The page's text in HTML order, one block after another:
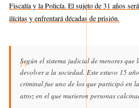
Fiscalía y la Policía. El sujeto de 31 años
ilícitas y enfrentará décadas de prisión.
Según el sistema judicial de menores
devolver a la sociedad. Este estuvo 15
criminal fue uno de los que participó en
atroz en el que murieron personas